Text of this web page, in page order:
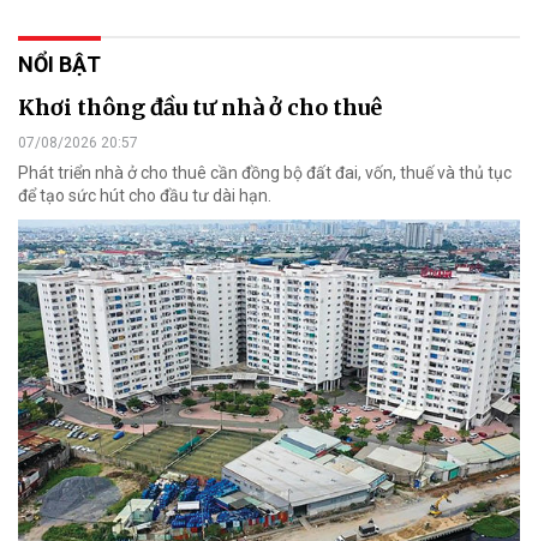
NỔI BẬT
Khơi thông đầu tư nhà ở cho thuê
07/08/2026 20:57
Phát triển nhà ở cho thuê cần đồng bộ đất đai, vốn, thuế và thủ tục
để tạo sức hút cho đầu tư dài hạn.